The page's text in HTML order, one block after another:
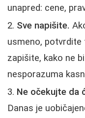
unapred: cene,
Sve napišite.
usmeno, potvrdite
zapišite, kako ne
nesporazuma
Ne očekujte da
Danas je